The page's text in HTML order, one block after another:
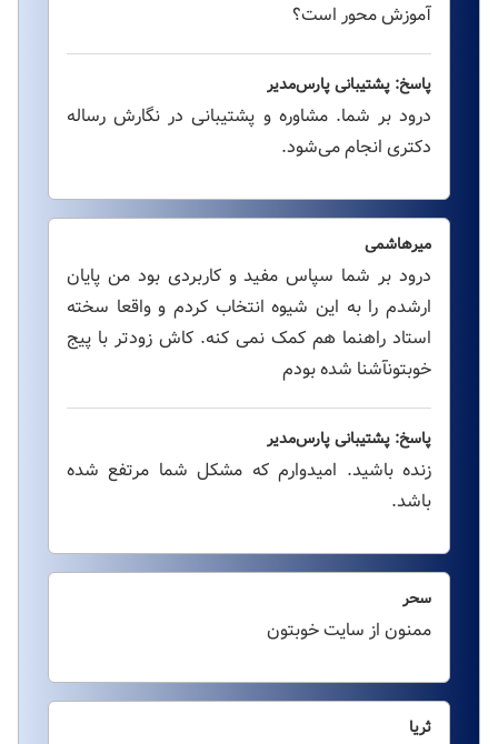
آموزش محور است؟
پاسخ: پشتیبانی پارس‌مدیر
درود بر شما. مشاوره و پشتیبانی در نگارش رساله
دکتری انجام می‌شود.
میرهاشمی
درود بر شما سپاس مفید و کاربردی بود من پایان
ارشدم را به این شیوه انتخاب کردم و واقعا سخته
استاد راهنما هم کمک نمی کنه. کاش زودتر با پیج
خوبتونآشنا شده بودم
پاسخ: پشتیبانی پارس‌مدیر
زنده باشید. امیدوارم که مشکل شما مرتفع شده
باشد.
سحر
ممنون از سایت خوبتون
ثریا